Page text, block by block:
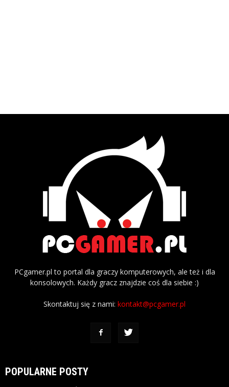
PCgamer.pl to portal dla graczy komputerowych, ale też i dla
konsolowych. Każdy gracz znajdzie coś dla siebie :)
Skontaktuj się z nami: kontakt@pcgamer.pl
POPULARNE POSTY